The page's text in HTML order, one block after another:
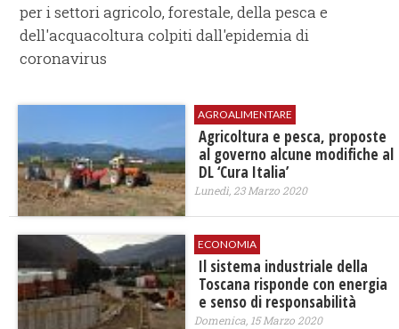
per i settori agricolo, forestale, della pesca e
dell'acquacoltura colpiti dall'epidemia di
coronavirus
AGROALIMENTARE
Agricoltura e pesca, proposte
al governo alcune modifiche al
DL ‘Cura Italia’
Lunedì, 23 Marzo 2020
ECONOMIA
Il sistema industriale della
Toscana risponde con energia
e senso di responsabilità
Domenica, 15 Marzo 2020